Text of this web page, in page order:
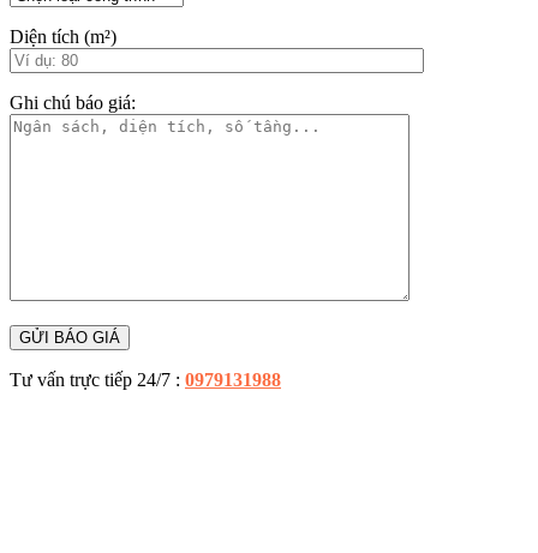
Diện tích (m²)
Ghi chú báo giá:
Tư vấn trực tiếp 24/7 : 0979131988